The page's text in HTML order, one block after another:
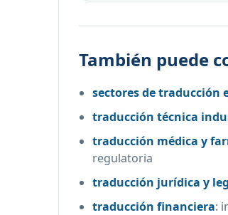
También puede
sectores de traducción
traducción técnica
traducción médica y
regulatoria
traducción jurídica y
traducción financiera: